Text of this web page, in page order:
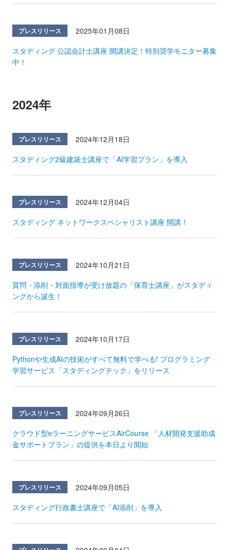
プレスリリース
2025年01月08日
スタディング 公認会計士講座 開講決定！特別奨学モニター募集
中！
2024年
プレスリリース
2024年12月18日
スタディング2級建築士講座で「AI学習プラン」を導入
プレスリリース
2024年12月04日
スタディング ネットワークスペシャリスト講座 開講！
プレスリリース
2024年10月21日
質問・添削・対面指導が受け放題の「保育士講座」がスタディ
ングから誕生！
プレスリリース
2024年10月17日
Pythonや生成AIの技術がすべて無料で学べる! プログラミング
学習サービス「スタディングテック」をリリース
プレスリリース
2024年09月26日
クラウド型eラーニングサービスAirCourse 「人材開発支援助成
金サポートプラン」の提供を本日より開始
プレスリリース
2024年09月05日
スタディング行政書士講座で「AI添削」を導入